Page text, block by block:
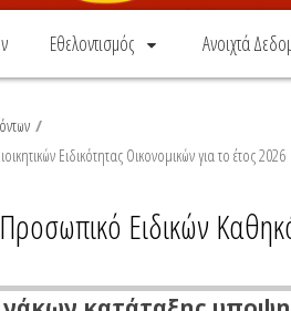
Εθελοντισμός Ανοιχτά
/
Ειδικότητας Οικονομικών για το έτος 2026
Ειδικών